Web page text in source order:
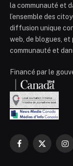
la communauté et
l’ensemble des
diffusion unique
web, de blogues,
communauté et
Financé par le
Facebook
X